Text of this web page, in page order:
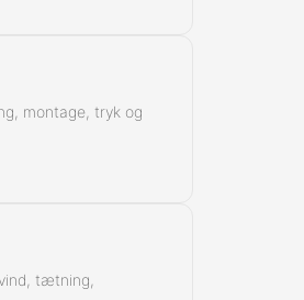
montage, tryk og
tætning,